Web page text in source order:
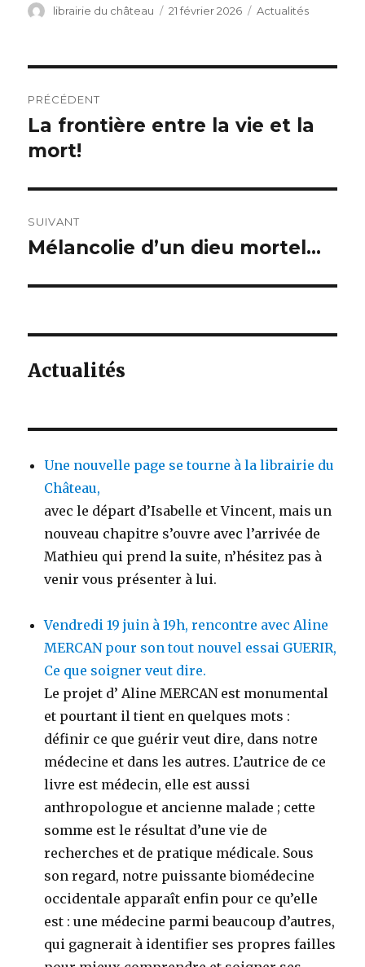
Auteur
librairie du château
Publié
21 février 2026 Catégories
Actualités
de
l’article
PRÉCÉDENT
Article
précédent :
La frontière entre la vie et la
mort!
SUIVANT
Article
Mélancolie d’un dieu mortel…
Actualités
Une nouvelle page se tourne à la librairie du
Château,
avec le départ d’Isabelle et Vincent, mais un
nouveau chapitre s’ouvre avec l’arrivée de
Mathieu qui prend la suite, n’hésitez pas à
venir vous présenter à lui.
Vendredi 19 juin à 19h, rencontre avec Aline
MERCAN pour son tout nouvel essai GUERIR,
Ce que soigner veut dire.
Le projet d’ Aline MERCAN est monumental
et pourtant il tient en quelques mots :
définir ce que guérir veut dire, dans notre
médecine et dans les autres. L’autrice de ce
livre est médecin, elle est aussi
anthropologue et ancienne malade ; cette
somme est le résultat d’une vie de
recherches et de pratique médicale. Sous
son regard, notre puissante biomédecine
occidentale apparaît enfin pour ce qu’elle
est : une médecine parmi beaucoup d’autres,
qui gagnerait à identifier ses propres failles